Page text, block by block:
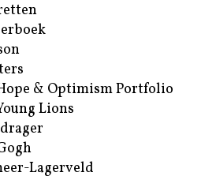
& Optimism Portfolio
Lions
Lagerveld